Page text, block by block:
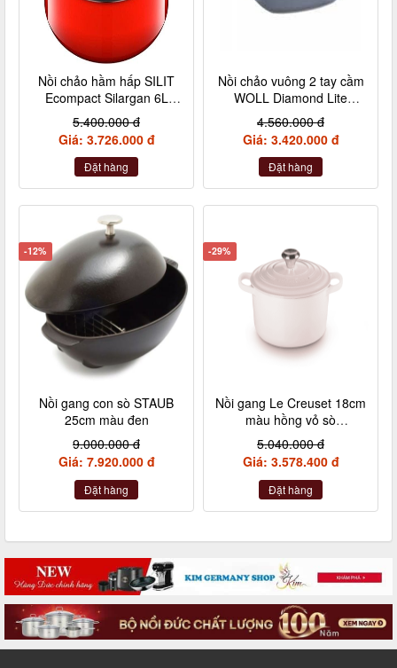
Nồi chảo hầm hấp SILIT
Ecompact Silargan 6L
28cm made in Germany
5.400.000 đ
Giá: 3.726.000 đ
Đặt hàng
Nồi chảo vuông 2 tay cầm
WOLL Diamond Lite
28x28 cm có nắp
4.560.000 đ
Giá: 3.420.000 đ
Đặt hàng
-12%
Nồi gang con sò STAUB
25cm màu đen
9.000.000 đ
Giá: 7.920.000 đ
Đặt hàng
-29%
Nồi gang Le Creuset 18cm
màu hồng vỏ sò
muschelrosa
5.040.000 đ
Giá: 3.578.400 đ
Đặt hàng